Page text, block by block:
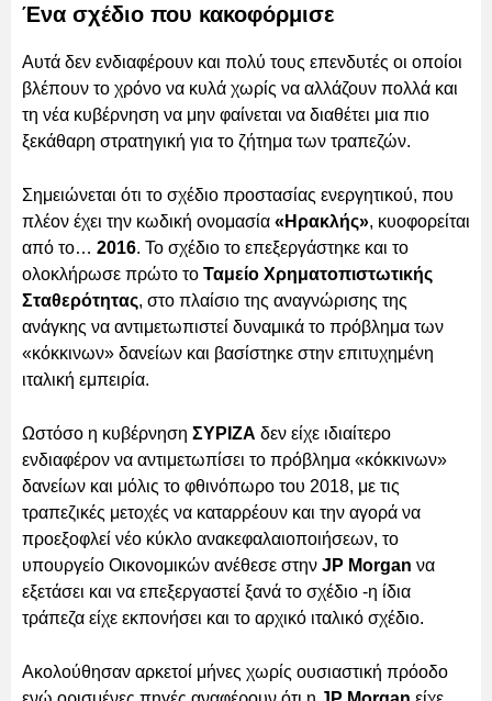
Ένα σχέδιο που κακοφόρμισε
Αυτά δεν ενδιαφέρουν και πολύ τους επενδυτές οι οποίοι
βλέπουν το χρόνο να κυλά χωρίς να αλλάζουν πολλά και
τη νέα κυβέρνηση να μην φαίνεται να διαθέτει μια πιο
ξεκάθαρη στρατηγική για το ζήτημα των τραπεζών.
Σημειώνεται ότι το σχέδιο προστασίας ενεργητικού, που
πλέον έχει την κωδική ονομασία «Ηρακλής», κυοφορείται
από το… 2016. Το σχέδιο το επεξεργάστηκε και το
ολοκλήρωσε πρώτο το Ταμείο Χρηματοπιστωτικής
Σταθερότητας, στο πλαίσιο της αναγνώρισης της
ανάγκης να αντιμετωπιστεί δυναμικά το πρόβλημα των
«κόκκινων» δανείων και βασίστηκε στην επιτυχημένη
ιταλική εμπειρία.
Ωστόσο η κυβέρνηση ΣΥΡΙΖΑ δεν είχε ιδιαίτερο
ενδιαφέρον να αντιμετωπίσει το πρόβλημα «κόκκινων»
δανείων και μόλις το φθινόπωρο του 2018, με τις
τραπεζικές μετοχές να καταρρέουν και την αγορά να
προεξοφλεί νέο κύκλο ανακεφαλαιοποιήσεων, το
υπουργείο Οικονομικών ανέθεσε στην JP Morgan να
εξετάσει και να επεξεργαστεί ξανά το σχέδιο -η ίδια
τράπεζα είχε εκπονήσει και το αρχικό ιταλικό σχέδιο.
Ακολούθησαν αρκετοί μήνες χωρίς ουσιαστική πρόοδο